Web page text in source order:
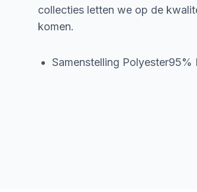
collecties letten we op de
komen.
Samenstelling Polyester95%